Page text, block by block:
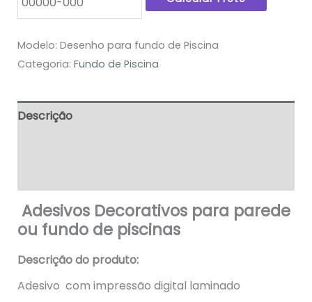
Modelo: Desenho para fundo de Piscina
Categoria: Fundo de Piscina
Descrição
Adesivos Decorativos para parede
ou fundo de piscinas
Descrição do produto:
Adesivo com impressão digital laminado